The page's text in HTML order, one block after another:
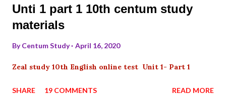
Unti 1 part 1 10th centum study
materials
ByCentum Study April 16, 2020
Zeal study 10th English online test Unit 1- Part 1
SHARE 19 COMMENTS READ MORE